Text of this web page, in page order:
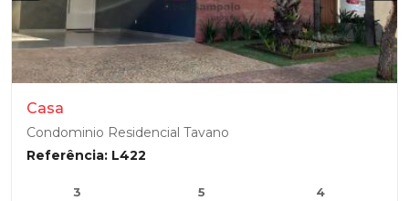
Casa
Condominio Residencial Tavano
Referência: L422
3
5
4